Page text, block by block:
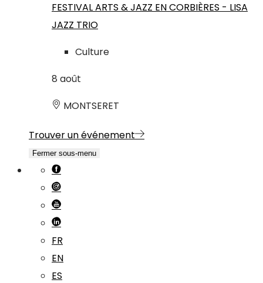
FESTIVAL ARTS & JAZZ EN CORBIÈRES - LISA
JAZZ TRIO
Culture
8 août
MONTSERET
Trouver un événement
Fermer sous-menu
FR
EN
ES